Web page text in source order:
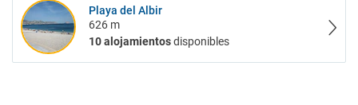
Playa del Albir
626 m
10 alojamientosdisponibles